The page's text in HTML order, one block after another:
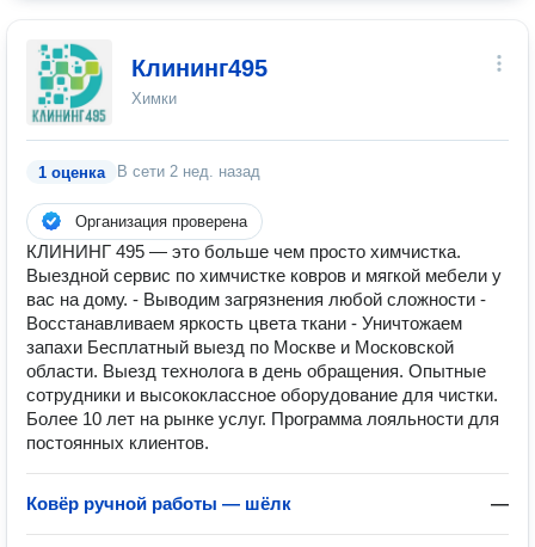
Клининг495
Химки
1 оценка В сети 2 нед. назад
Организация проверена
КЛИНИНГ 495 — это больше чем просто химчистка.
Выездной сервис по химчистке ковров и мягкой мебели у
вас на дому. - Выводим загрязнения любой сложности -
Восстанавливаем яркость цвета ткани - Уничтожаем
запахи Бесплатный выезд по Москве и Московской
области. Выезд технолога в день обращения. Опытные
сотрудники и высококлассное оборудование для чистки.
Более 10 лет на рынке услуг. Программа лояльности для
постоянных клиентов.
Ковёр ручной работы — шёлк —